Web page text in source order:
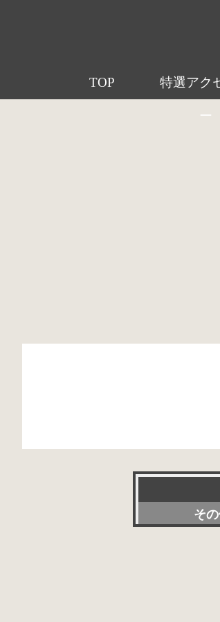
TOP 特選アク
ー
そ